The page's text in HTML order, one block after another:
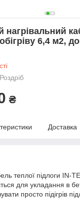
6,4 м2,
Роздріб
₴
Доставка
теплої підлоги IN-
для укладання в
просто підігрів